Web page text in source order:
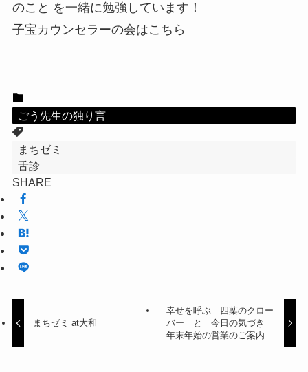
のこと を一緒に勉強しています！
子宝カウンセラーの会はこちら
ごう先生の独り言
まちゼミ
舌診
SHARE
まちゼミ at大和
幸せを呼ぶ 四葉のクロー
バー と 今日の気づき
年末年始の営業のご案内